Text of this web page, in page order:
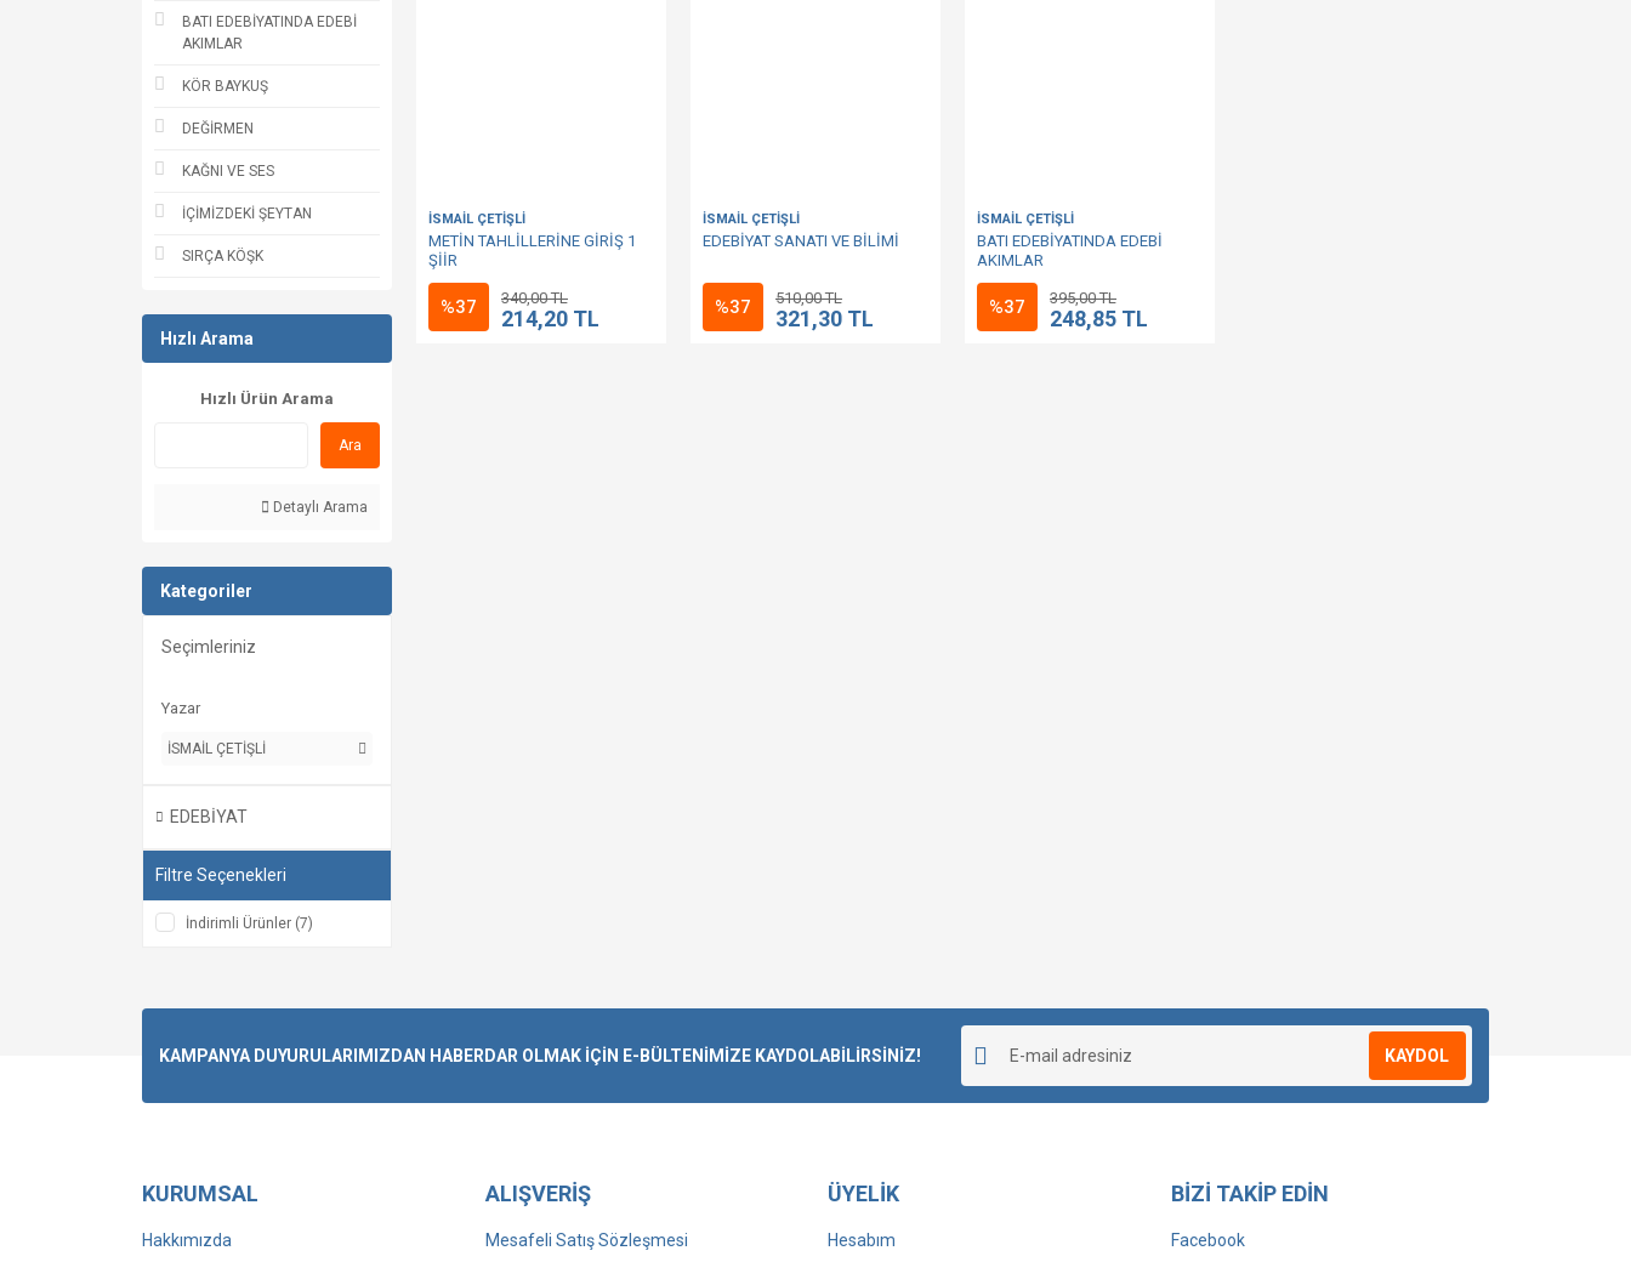
BATI EDEBİYATINDA EDEBİ
AKIMLAR
KÖR BAYKUŞ
DEĞİRMEN
KAĞNI VE SES
İÇİMİZDEKİ ŞEYTAN
SIRÇA KÖŞK
Hızlı Arama
Hızlı Ürün Arama
Ara
Detaylı Arama
Kategoriler
Seçimleriniz
Yazar
İSMAİL ÇETİŞLİ
EDEBİYAT
Filtre Seçenekleri
İndirimli Ürünler (7)
İSMAİL ÇETİŞLİ
METİN TAHLİLLERİNE GİRİŞ 1
ŞİİR
%37 340,00 TL
214,20 TL
İSMAİL ÇETİŞLİ
EDEBİYAT SANATI VE BİLİMİ
%37 510,00 TL
321,30 TL
İSMAİL ÇETİŞLİ
BATI EDEBİYATINDA EDEBİ
AKIMLAR
%37 395,00 TL
248,85 TL
KAMPANYA DUYURULARIMIZDAN HABERDAR OLMAK İÇİN E-BÜLTENİMİZE KAYDOLABİLİRSİNİZ! KAYDOL
KURUMSAL
Hakkımızda
ALIŞVERİŞ
Mesafeli Satış Sözleşmesi
ÜYELİK
Hesabım
BİZİ TAKİP EDİN
Facebook